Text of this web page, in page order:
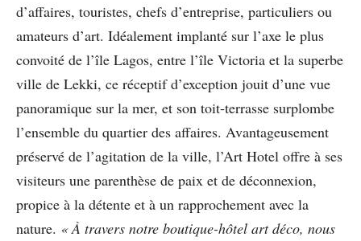
d’affaires, touristes, chefs d’entreprise, particuliers ou
amateurs d’art. Idéalement implanté sur l’axe le plus
convoité de l’île Lagos, entre l’île Victoria et la superbe
ville de Lekki, ce réceptif d’exception jouit d’une vue
panoramique sur la mer, et son toit-terrasse surplombe
l’ensemble du quartier des affaires. Avantageusement
préservé de l’agitation de la ville, l’Art Hotel offre à ses
visiteurs une parenthèse de paix et de déconnexion,
propice à la détente et à un rapprochement avec la
nature. « À travers notre boutique-hôtel art déco, nous